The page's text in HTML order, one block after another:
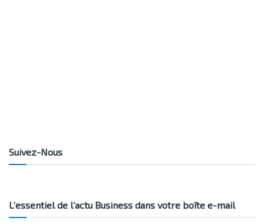
Suivez-Nous
L’essentiel de l’actu Business dans votre boîte e-mail